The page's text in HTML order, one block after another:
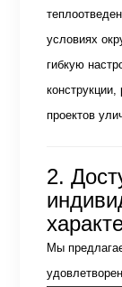
условиях
гибкую
проектов
2.
Мы